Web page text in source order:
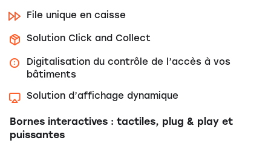
File unique en caisse
Solution Click and Collect
Digitalisation du contrôle de l’accès à vos
bâtiments
Solution d’affichage dynamique
Bornes interactives : tactiles, plug & play et
puissantes